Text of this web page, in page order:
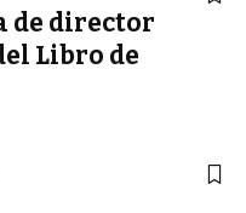
de director
Libro de